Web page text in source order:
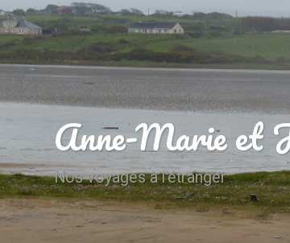
Anne-Marie et
Nos voyages à l'étranger